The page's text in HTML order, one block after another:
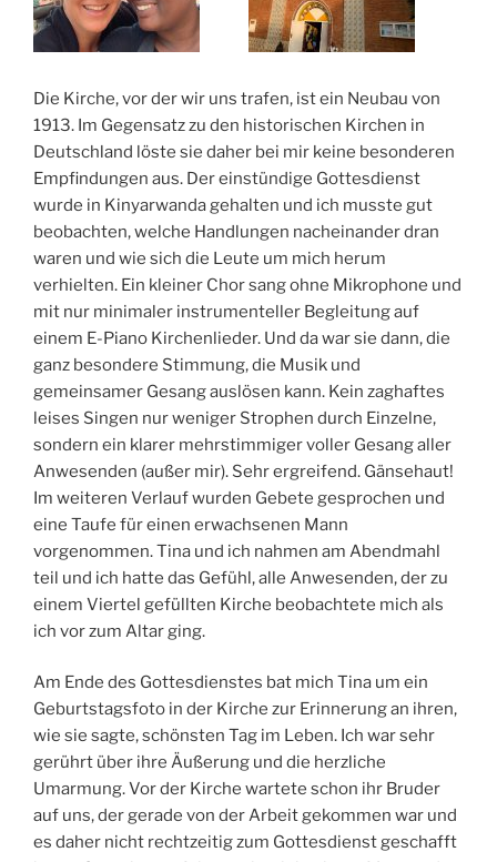
Die Kirche, vor der wir uns trafen, ist ein Neubau von
1913. Im Gegensatz zu den historischen Kirchen in
Deutschland löste sie daher bei mir keine besonderen
Empfindungen aus. Der einstündige Gottesdienst
wurde in Kinyarwanda gehalten und ich musste gut
beobachten, welche Handlungen nacheinander dran
waren und wie sich die Leute um mich herum
verhielten. Ein kleiner Chor sang ohne Mikrophone und
mit nur minimaler instrumenteller Begleitung auf
einem E-Piano Kirchenlieder. Und da war sie dann, die
ganz besondere Stimmung, die Musik und
gemeinsamer Gesang auslösen kann. Kein zaghaftes
leises Singen nur weniger Strophen durch Einzelne,
sondern ein klarer mehrstimmiger voller Gesang aller
Anwesenden (außer mir). Sehr ergreifend. Gänsehaut!
Im weiteren Verlauf wurden Gebete gesprochen und
eine Taufe für einen erwachsenen Mann
vorgenommen. Tina und ich nahmen am Abendmahl
teil und ich hatte das Gefühl, alle Anwesenden, der zu
einem Viertel gefüllten Kirche beobachtete mich als
ich vor zum Altar ging.
Am Ende des Gottesdienstes bat mich Tina um ein
Geburtstagsfoto in der Kirche zur Erinnerung an ihren,
wie sie sagte, schönsten Tag im Leben. Ich war sehr
gerührt über ihre Äußerung und die herzliche
Umarmung. Vor der Kirche wartete schon ihr Bruder
auf uns, der gerade von der Arbeit gekommen war und
es daher nicht rechtzeitig zum Gottesdienst geschafft